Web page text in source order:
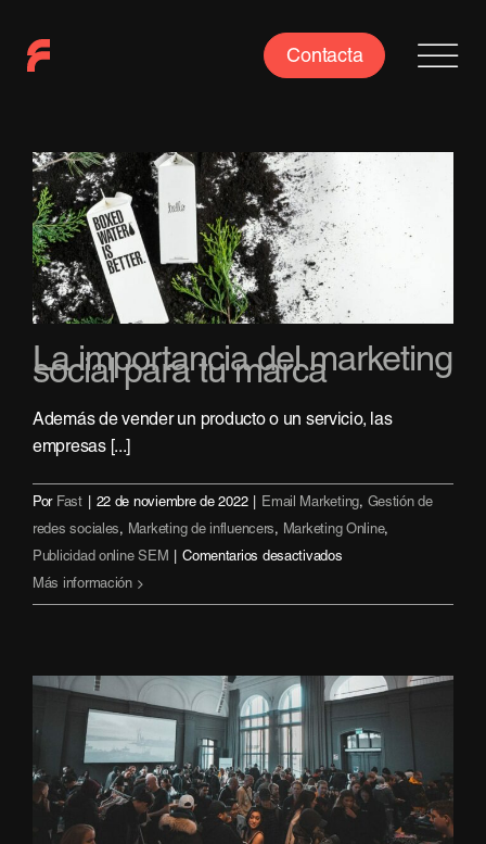
contenido
Contacta
La importancia del marketing
social para tu marca
Además de vender un producto o un servicio, las
empresas [...]
Por Fast 22 de noviembre de 2022 Email Marketing, Gestión de
redes sociales, Marketing de influencers, Marketing Online,
Publicidad online SEM Comentarios desactivadosen
social
tu
marca
Más información